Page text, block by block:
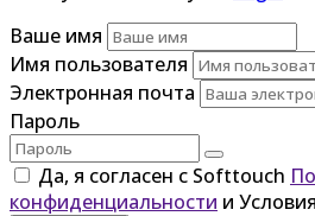
Ваше имя
Имя пользователя
Электронная почта
Пароль
Да, я согласен с Softtouch
конфиденциальности и